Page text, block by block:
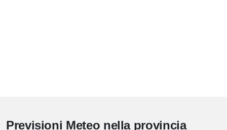
Previsioni Meteo nella provincia